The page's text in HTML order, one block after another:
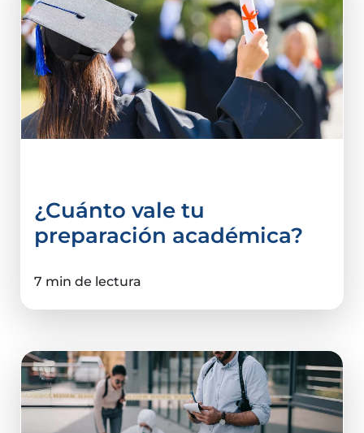
¿Cuánto vale tu
preparación académica?
7 min de lectura